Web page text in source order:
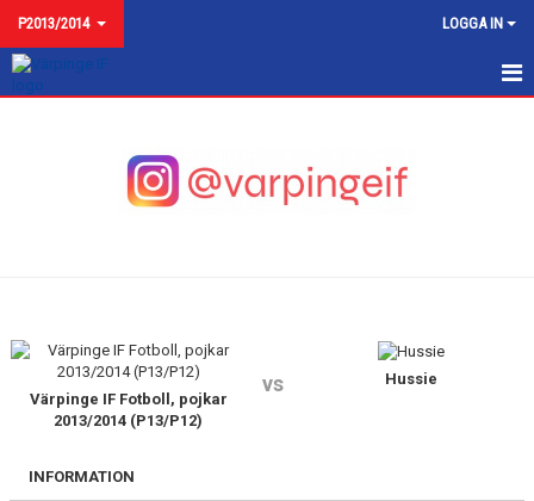
P2013/2014 LOGGA IN
BILDGALLERI
KONTAKT
Värpinge IF Fotboll, pojkar
2013/2014 (P13/P12)
vs Hussie
INFORMATION